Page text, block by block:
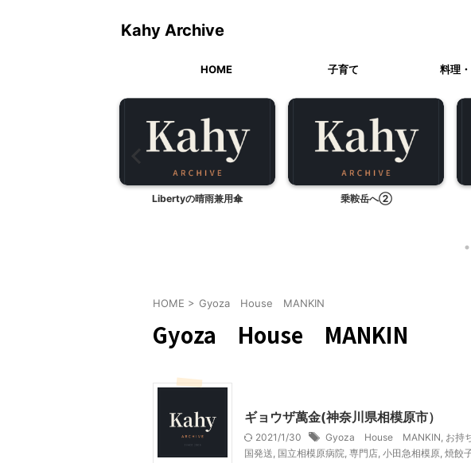
Kahy Archive
HOME 子育て 料理
Libertyの晴雨兼用傘 乗鞍岳へ②
HOME > Gyoza House MANKIN
Gyoza House MANKIN
ギョウザ萬金(神奈川県相模原市）
2021/1/30 Gyoza House MANKIN お持
国発送 国立相模原病院 専門店 小田急相模原 焼餃